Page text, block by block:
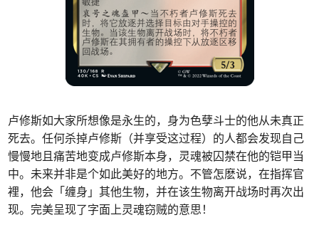
卢修斯如大家所想像是永生的，身为色孽斗士的他从未真正
死去。任何杀掉卢修斯（并享受这过程）的人都会发现自己
慢慢地且痛苦地变成卢修斯本身，灵魂被囚禁在他的铠甲当
中。未来并非是个如此美好的地方。不管怎麽说，在指挥官
裡，他会「缠身」其他生物，并在该生物离开战场时再次出
现。完美呈现了字面上灵魂窃贼的意思！